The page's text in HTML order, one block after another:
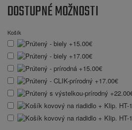
DOSTUPNÉ MOŽNOSTI
Košík